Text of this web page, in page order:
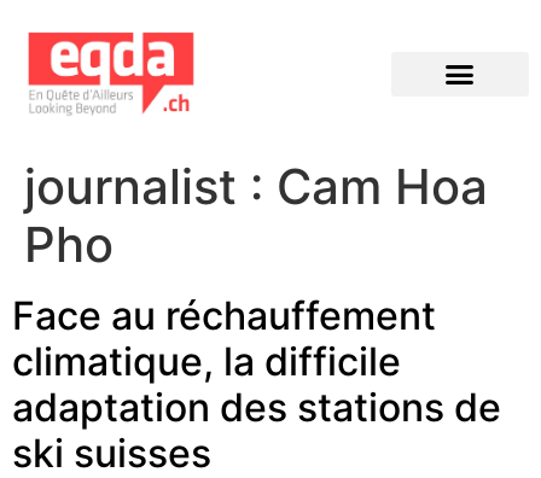
journalist : Cam Hoa
Pho
Face au réchauffement
climatique, la difficile
adaptation des stations de
ski suisses